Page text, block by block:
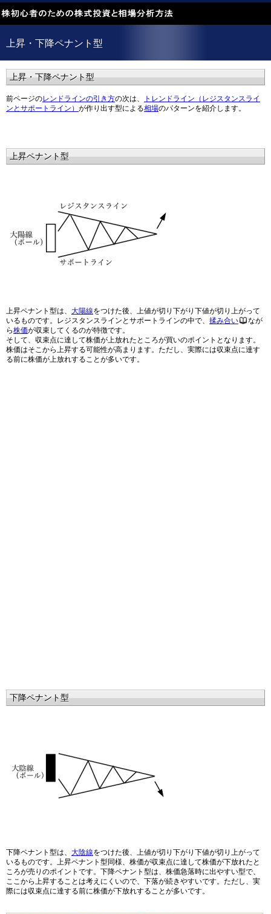
上昇・下降ペナント型
上昇・下降ペナント型
前ページのレンドラインの引き方の次は、
トレンドライン（レジスタンスライ
ンとサポートライン） が作り出す型による相場のパターンを紹介します。
上昇ペナント型
上昇ペナント型は、 大陽線をつけた後、上値が切り下がり下値が切り上がって
いるものです。レジスタンスラインとサポートラインの中で、 揉み合い
なが
ら株価が収束してくるのが特徴です。
そして、収束点に達して株価が上放れたところが買いのポイントとなります。
株価はそこから上昇する可能性が高まります。ただし、実際には収束点に達す
る前に株価が上放れすることが多いです。
下降ペナント型
下降ペナント型は、 大陰線をつけた後、上値が切り下がり下値が切り上がって
いるものです。上昇ペナント型同様、株価が収束点に達して株価が下放れたと
ころが売りのポイントです。下降ペナント型は、株価急落時に出やすい型で、
ここから上昇することは考えにくいので、下落が続きやすいです。ただし、実
際には収束点に達する前に株価が下放れすることが多いです。